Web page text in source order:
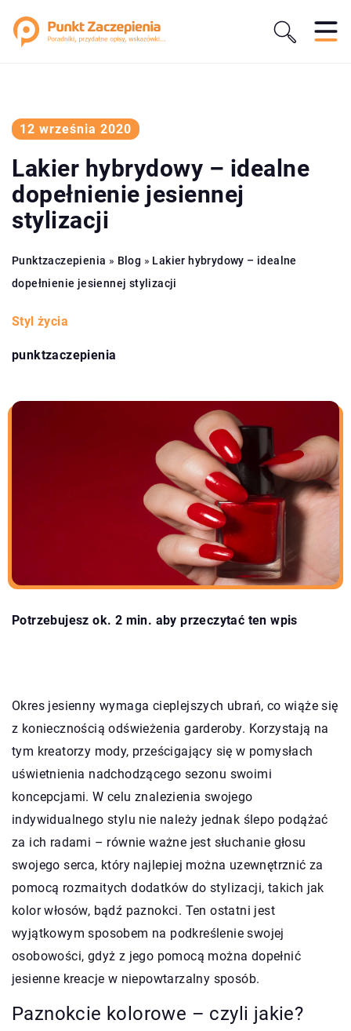
12 września 2020
Lakier hybrydowy – idealne
dopełnienie jesiennej
stylizacji
Punktzaczepienia » Blog » Lakier hybrydowy – idealne
dopełnienie jesiennej stylizacji
Styl życia
punktzaczepienia
Potrzebujesz ok. 2 min. aby przeczytać ten wpis
Okres jesienny wymaga cieplejszych ubrań, co wiąże się
z koniecznością odświeżenia garderoby. Korzystają na
tym kreatorzy mody, prześcigający się w pomysłach
uświetnienia nadchodzącego sezonu swoimi
koncepcjami. W celu znalezienia swojego
indywidualnego stylu nie należy jednak ślepo podążać
za ich radami – równie ważne jest słuchanie głosu
swojego serca, który najlepiej można uzewnętrznić za
pomocą rozmaitych dodatków do stylizacji, takich jak
kolor włosów, bądź paznokci. Ten ostatni jest
wyjątkowym sposobem na podkreślenie swojej
osobowości, gdyż z jego pomocą można dopełnić
jesienne kreacje w niepowtarzalny sposób.
Paznokcie kolorowe – czyli jakie?